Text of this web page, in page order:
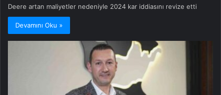
Deere artan maliyetler nedeniyle 2024 kar iddiasını revize etti
Devamını Oku »